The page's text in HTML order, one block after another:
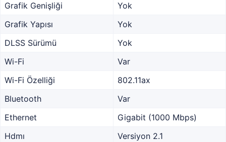
Grafik Genişliği
Yok
Grafik Yapısı
Yok
DLSS Sürümü
Yok
Wi-Fi
Var
Wi-Fi Özelliği
802.11ax
Bluetooth
Var
Ethernet
Gigabit (1000 Mbps)
Hdmı
Versiyon 2.1